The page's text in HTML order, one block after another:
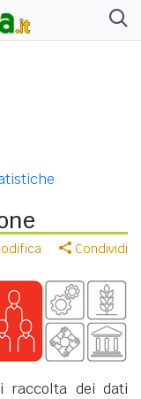
Condividi
raccolta dei dati